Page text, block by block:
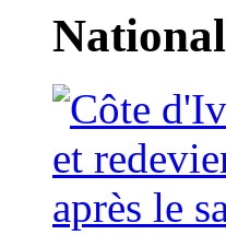
National